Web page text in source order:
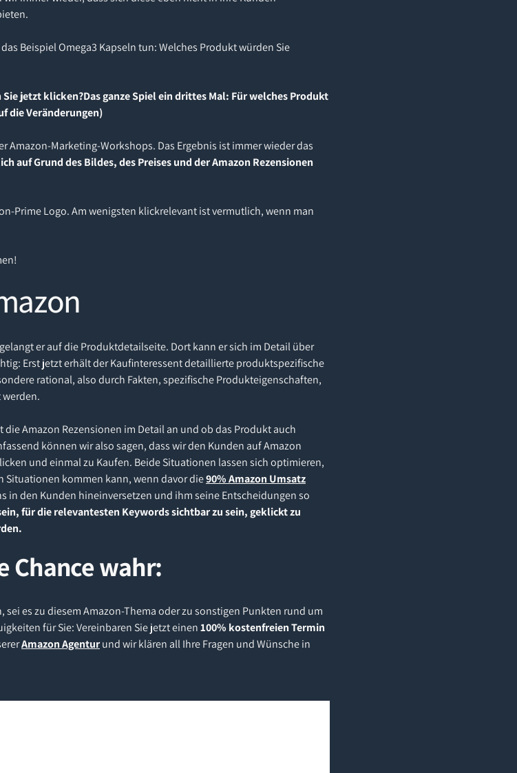
Beispiel Omega3 Kapseln tun: Welches Produkt würden Sie
jetzt klicken?Das ganze Spiel ein drittes Mal: Für welches Produkt
die Veränderungen)
Amazon-Marketing-Workshops. Das Ergebnis ist immer wieder das
auf Grund des Bildes, des Preises und der Amazon Rezensionen
Prime Logo. Am wenigsten klickrelevant ist vermutlich, wenn man
er auf die Produktdetailseite. Dort kann er sich im Detail über
Erst jetzt erhält der Kaufinteressent detaillierte produktspezifische
rational, also durch Fakten, spezifische Produkteigenschaften,
Amazon Rezensionen im Detail an und ob das Produkt auch
können wir also sagen, dass wir den Kunden auf Amazon
und einmal zu Kaufen. Beide Situationen lassen sich optimieren,
Situationen kommen kann, wenn davor die90% Amazon Umsatz
in den Kunden hineinversetzen und ihm seine Entscheidungen so
für die relevantesten Keywords sichtbar zu sein, geklickt zu
Chance wahr:
sei es zu diesem Amazon-Thema oder zu sonstigen Punkten rund um
für Sie: Vereinbaren Sie jetzt einen100% kostenfreien Termin
Amazon Agenturund wir klären all Ihre Fragen und Wünsche in